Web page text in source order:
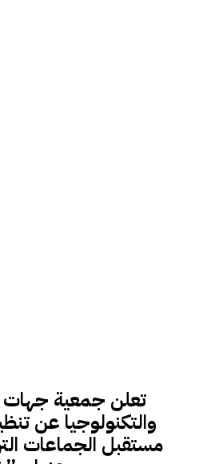
تعلن جمعية جهات
والتكنولوجيا عن